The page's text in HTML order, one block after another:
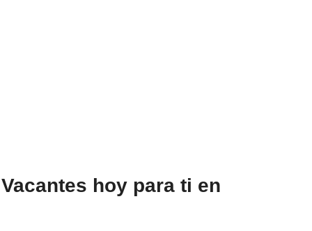
hoy para ti en